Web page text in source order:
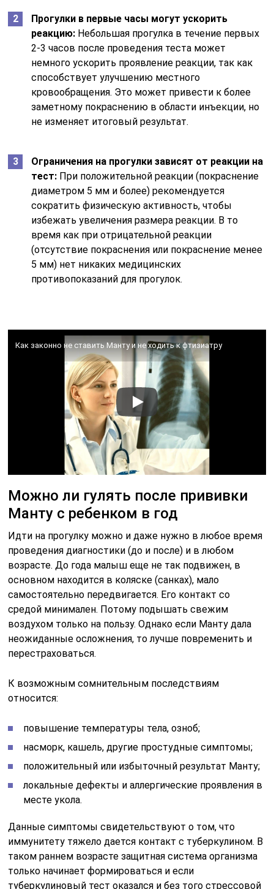
Прогулки в первые часы могут ускорить
реакцию: Небольшая прогулка в течение первых
2-3 часов после проведения теста может
немного ускорить проявление реакции, так как
способствует улучшению местного
кровообращения. Это может привести к более
заметному покраснению в области инъекции, но
не изменяет итоговый результат.
Ограничения на прогулки зависят от реакции на
тест: При положительной реакции (покраснение
диаметром 5 мм и более) рекомендуется
сократить физическую активность, чтобы
избежать увеличения размера реакции. В то
время как при отрицательной реакции
(отсутствие покраснения или покраснение менее
5 мм) нет никаких медицинских
противопоказаний для прогулок.
Как законно не ставить Манту и не ходить к фтизиатру
Можно ли гулять после прививки
Манту с ребенком в год
Идти на прогулку можно и даже нужно в любое время
проведения диагностики (до и после) и в любом
возрасте. До года малыш еще не так подвижен, в
основном находится в коляске (санках), мало
самостоятельно передвигается. Его контакт со
средой минимален. Потому подышать свежим
воздухом только на пользу. Однако если Манту дала
неожиданные осложнения, то лучше повременить и
перестраховаться.
К возможным сомнительным последствиям
относится:
повышение температуры тела, озноб;
насморк, кашель, другие простудные симптомы;
положительный или избыточный результат Манту;
локальные дефекты и аллергические проявления в
месте укола.
Данные симптомы свидетельствуют о том, что
иммунитету тяжело дается контакт с туберкулином. В
таком раннем возрасте защитная система организма
только начинает формироваться и если
туберкулиновый тест оказался и без того стрессовой